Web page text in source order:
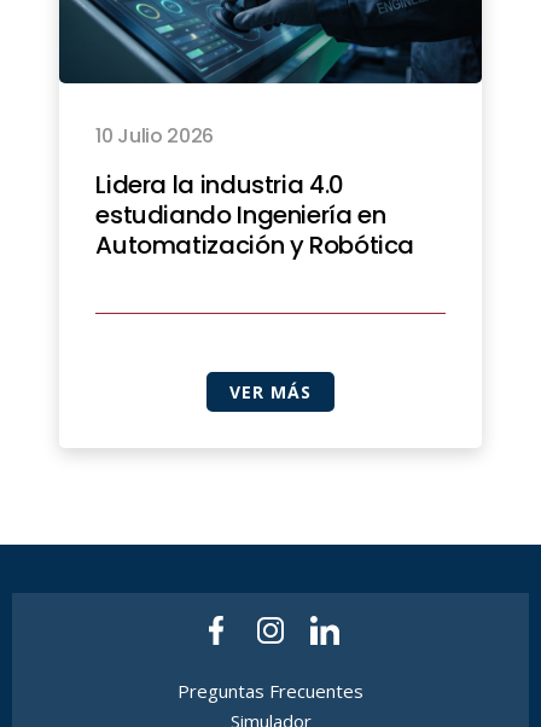
10 Julio 2026
Lidera la industria 4.0
estudiando Ingeniería en
Automatización y Robótica
VER MÁS